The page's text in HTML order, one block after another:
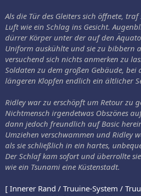
Als die Tür des Gleiters sich öffnete,
Luft wie ein Schlag ins Gesicht.
dürrer Körper unter der auf den
Uniform auskühlte und sie zu bibbern
versuchend sich nichts anmerken zu
Soldaten zu dem großen Gebäude, bei
längeren Klopfen endlich ein ältlicher
Ridley war zu erschöpft um Retour zu
Nichtmensch irgendetwas Obszönes
dann jedoch freundlich auf Basic
Umziehen verschwammen und Ridley
als sie schließlich in ein hartes,
Der Schlaf kam sofort und überrollte
wie ein Tsunami eine Küstenstadt.
[ Innerer Rand / Truuine-System /